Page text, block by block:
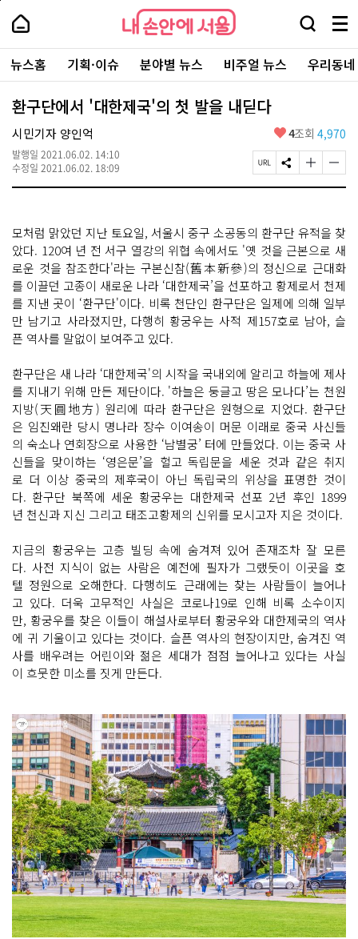
본
로
가
내
손
안
에
서
울
-
서
울
시
대
표
소
털
내
손
에
울
검
창
열
기
메
뉴
전
체
보
주
요
서
뉴스홈 기획·이슈 분야별 뉴스 비주얼 뉴스 우리동
환구단에서 '대한제국'의 첫 발을 내딛다
시민기자 양인억
발행일 2021.06.02. 14:10
수정일 2021.06.02. 18:09
좋
요
4조회 4,970
페
이
R
L
복
사
S
N
유
하
기
글
자
크
게
변
경
하
기
글
자
작
게
변
경
하
기
모처럼 맑았던 지난 토요일, 서울시 중구 소공동의 환구단 유적을 찾
았다. 120여 년 전 서구 열강의 위협 속에서도 '옛 것을 근본으로 새
로운 것을 참조한다'라는 구본신참(舊本新參)의 정신으로 근대화
를 이끌던 고종이 새로운 나라 ‘대한제국’을 선포하고 황제로서 천제
를 지낸 곳이 ‘환구단'이다. 비록 천단인 환구단은 일제에 의해 일부
만 남기고 사라졌지만, 다행히 황궁우는 사적 제157호로 남아, 슬
픈 역사를 말없이 보여주고 있다.
환구단은 새 나라 ‘대한제국'의 시작을 국내외에 알리고 하늘에 제사
를 지내기 위해 만든 제단이다. '하늘은 둥글고 땅은 모나다’는 천원
지방(天圓地方) 원리에 따라 환구단은 원형으로 지었다. 환구단
은 임진왜란 당시 명나라 장수 이여송이 머문 이래로 중국 사신들
의 숙소나 연회장으로 사용한 ‘남별궁’ 터에 만들었다. 이는 중국 사
신들을 맞이하는 ‘영은문’을 헐고 독립문을 세운 것과 같은 취지
로 더 이상 중국의 제후국이 아닌 독립국의 위상을 표명한 것이
다. 환구단 북쪽에 세운 황궁우는 대한제국 선포 2년 후인 1899
년 천신과 지신 그리고 태조고황제의 신위를 모시고자 지은 것이다.
지금의 황궁우는 고층 빌딩 속에 숨겨져 있어 존재조차 잘 모른
다. 사전 지식이 없는 사람은 예전에 필자가 그랬듯이 이곳을 호
텔 정원으로 오해한다. 다행히도 근래에는 찾는 사람들이 늘어나
고 있다. 더욱 고무적인 사실은 코로나19로 인해 비록 소수이지
만, 황궁우를 찾은 이들이 해설사로부터 황궁우와 대한제국의 역사
에 귀 기울이고 있다는 것이다. 슬픈 역사의 현장이지만, 숨겨진 역
사를 배우려는 어린이와 젊은 세대가 점점 늘어나고 있다는 사실
이 흐뭇한 미소를 짓게 만든다.
페
상
단
로